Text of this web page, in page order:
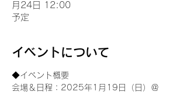
月24日 12:00
予定
イベントについて
◆イベント概要
会場＆日程：2025年1月19日（日）＠